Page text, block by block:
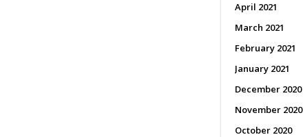
April 2021
March 2021
February 2021
January 2021
December 2020
November 2020
October 2020